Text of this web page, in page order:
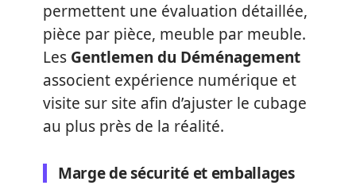
permettent une évaluation détaillée,
pièce par pièce, meuble par meuble.
Les Gentlemen du Déménagement
associent expérience numérique et
visite sur site afin d’ajuster le cubage
au plus près de la réalité.
Marge de sécurité et emballages